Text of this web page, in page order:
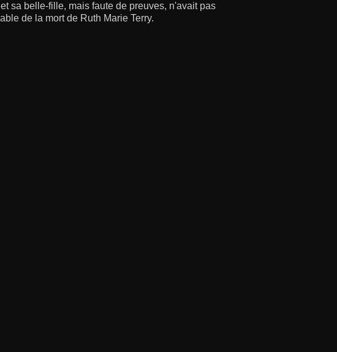
sa belle-fille, mais faute de preuves, n'avait pas
de la mort de Ruth Marie Terry.